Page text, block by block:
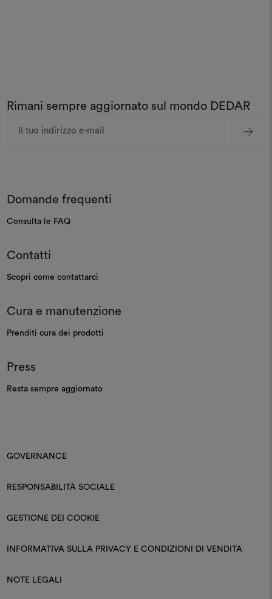
Rimani sempre aggiornato sul mondo DEDAR
Domande frequenti
Consulta le FAQ
Contatti
Scopri come contattarci
Cura e manutenzione
Prenditi cura dei prodotti
Press
Resta sempre aggiornato
GOVERNANCE
RESPONSABILITÀ SOCIALE
GESTIONE DEI COOKIE
INFORMATIVA SULLA PRIVACY E CONDIZIONI DI VENDITA
NOTE LEGALI